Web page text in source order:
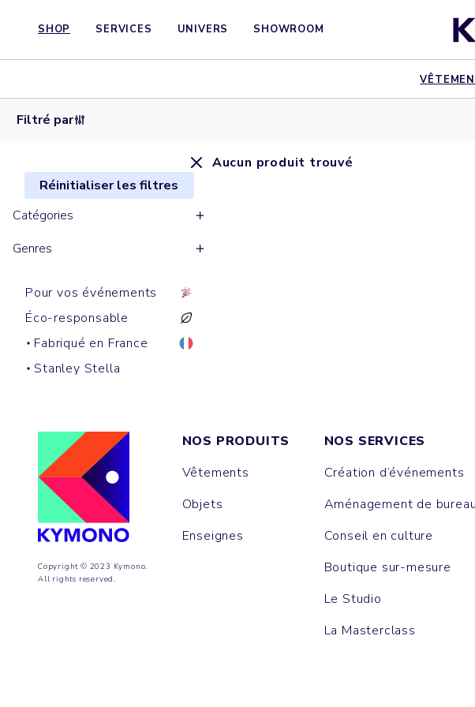
SHOP SERVICES UNIVERS SHOWROOM
Filtré par
Réinitialiser les filtres
Catégories
Genres
Pour vos événements
Éco-responsable
Fabriqué en France
Stanley Stella
Aucun produit trouvé
Copyright © 2023 Kymono.
All rights reserved.
NOS PRODUITS
Vêtements
Objets
Enseignes
NOS SERVICES
Création d’événements
Aménagement de
Conseil en culture
Boutique sur-mesure
Le Studio
La Masterclass